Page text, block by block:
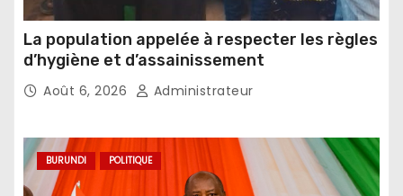
La population appelée à respecter les règles
d’hygiène et d’assainissement
Août 6, 2026 Administrateur
BURUNDI POLITIQUE